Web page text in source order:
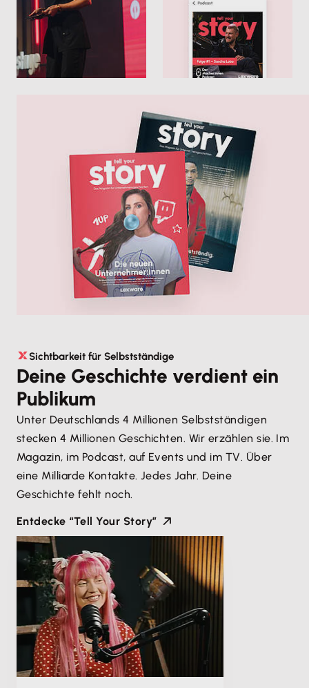
Weniger Aufwand im laufenden Betrieb
Mehr zu E-Rechnungen
Alles digital an einem Ort
Schneller Rückfragen klären
Weniger Abstimmung, mehr Überblick
Mehr zur Zusammenarbeit mit dem
Sichtbarkeit für Selbstständige
Deine Geschichte verdient ein
Publikum
Unter Deutschlands 4 Millionen Selbstständigen
stecken 4 Millionen Geschichten. Wir erzählen sie. Im
Magazin, im Podcast, auf Events und im TV. Über
eine Milliarde Kontakte. Jedes Jahr. Deine
Geschichte fehlt noch.
Entdecke “Tell Your Story”